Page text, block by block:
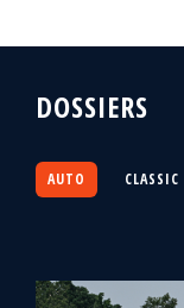
DOSSIERS
AUTO CLASSIC